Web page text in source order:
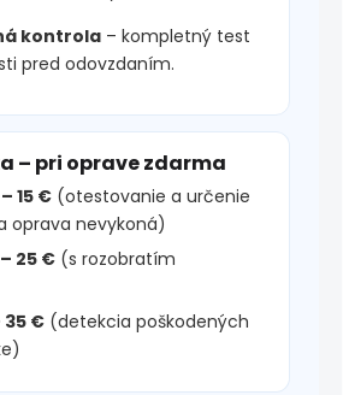
kontrola – kompletný test
pred odovzdaním.
– pri oprave zdarma
15 € (otestovanie a určenie
oprava nevykoná)
25 € (s rozobratím
35 € (detekcia poškodených